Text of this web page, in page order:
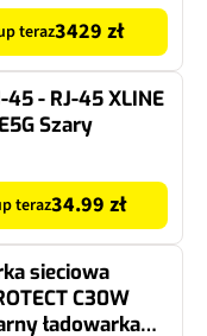
teraz3429 zł
45 - RJ-45 XLINE
Szary
teraz34.99 zł
sieciowa
C30W
ładowarka